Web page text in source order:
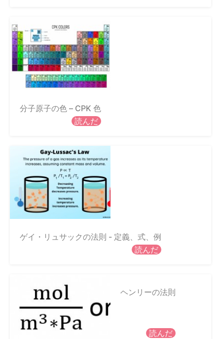
分子原子の色 – CPK 色
読んだ
ゲイ・リュサックの法則 - 定義、式、例
読んだ
ヘンリーの法則
読んだ